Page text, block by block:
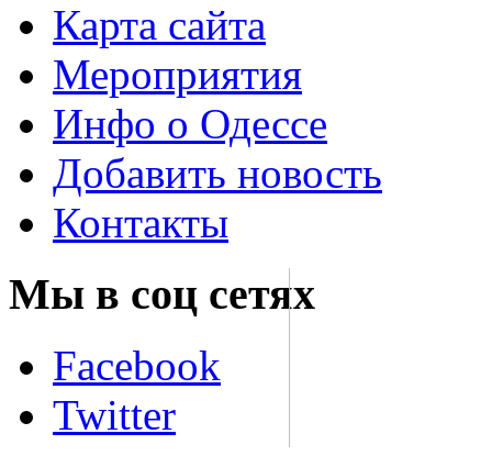
Карта сайта
Мероприятия
Инфо о Одессе
Добавить новость
Контакты
Мы в соц сетях
Facebook
Twitter